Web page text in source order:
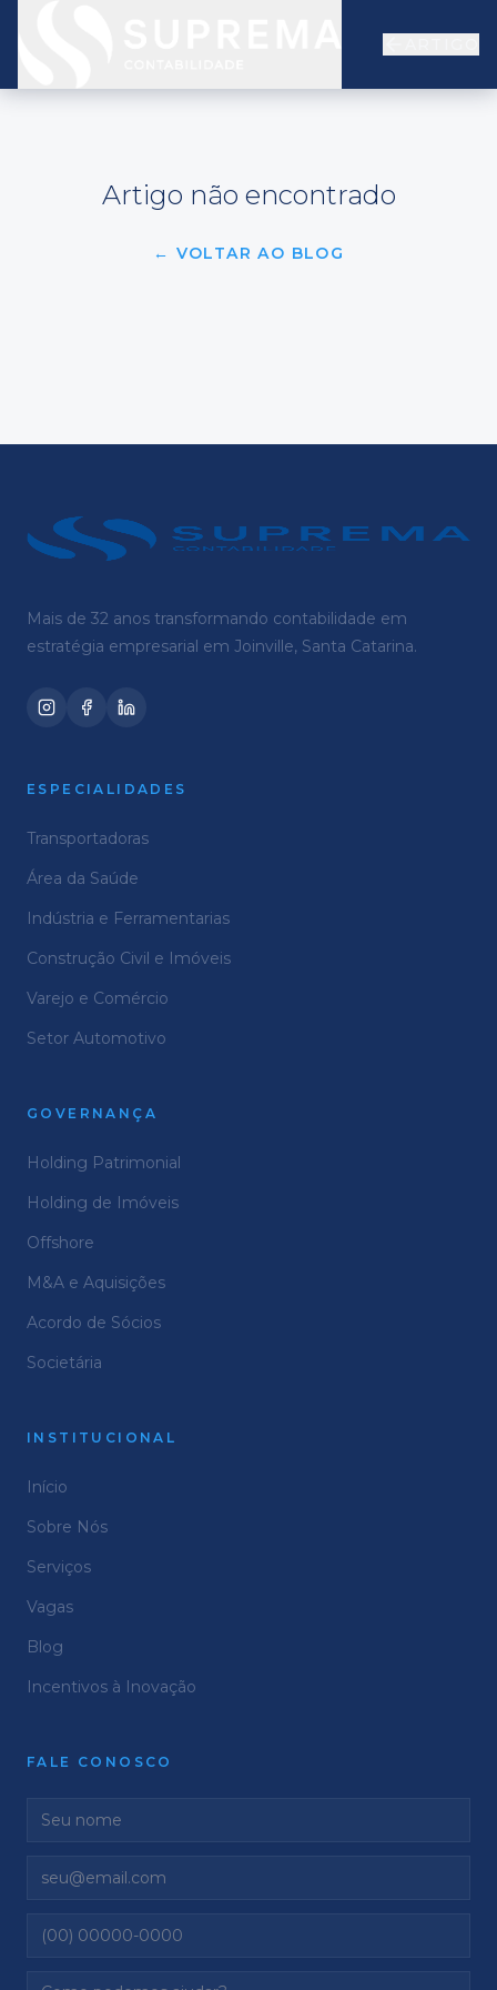
Artigo não encontrado
← VOLTAR AO BLOG
Mais de 32 anos transformando contabilidade em
estratégia empresarial em Joinville, Santa Catarina.
ESPECIALIDADES
Transportadoras
Área da Saúde
Indústria e Ferramentarias
Construção Civil e Imóveis
Varejo e Comércio
Setor Automotivo
GOVERNANÇA
Holding Patrimonial
Holding de Imóveis
Offshore
M&A e Aquisições
Acordo de Sócios
Societária
INSTITUCIONAL
Início
Sobre Nós
Serviços
Vagas
Blog
Incentivos à Inovação
FALE CONOSCO